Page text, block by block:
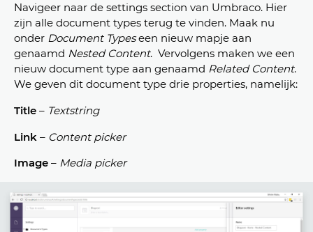
Navigeer naar de settings section van Umbraco. Hier
zijn alle document types terug te vinden. Maak nu
onder Document Typeseen nieuw mapje aan
genaamd Nested Content. Vervolgens maken we een
nieuw document type aan genaamd Related Content.
We geven dit document type drie properties, namelijk:
Title – Textstring
Link – Content picker
Image – Media picker